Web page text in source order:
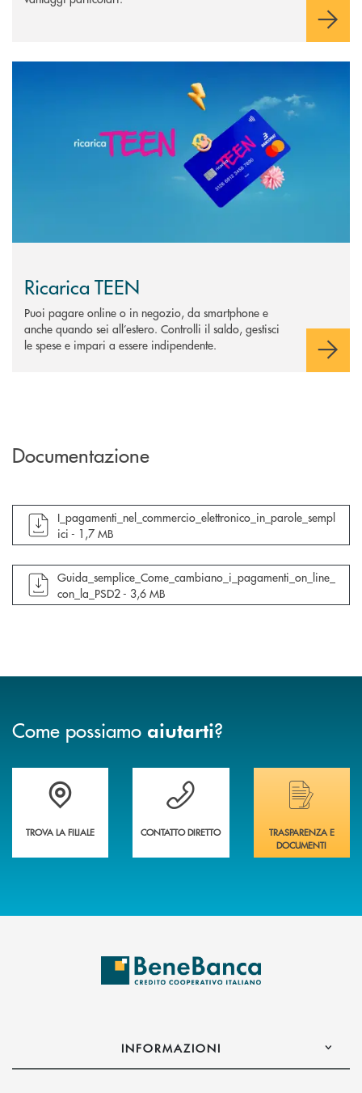
Ricarica TEEN
Puoi pagare online o in negozio, da smartphone e
anche quando sei all’estero. Controlli il saldo, gestisci
le spese e impari a essere indipendente.
Documentazione
apre documento in una nuova finestra
I_pagamenti_nel_commercio_elettronico_in_parole_sempl
ici - 1,7 MB
apre documento in una nuova finestra
Guida_semplice_Come_cambiano_i_pagamenti_on_line_
con_la_PSD2 - 3,6 MB
Come possiamo aiutarti?
Trova la filiale più vicina a te&nbsp;
TROVA LA FILIALE
Hai bisogno di assistenza immediata?
CONTATTO DIRETTO
Hai bisogno di
TRASPARENZA E
DOCUMENTI
INFORMAZIONI